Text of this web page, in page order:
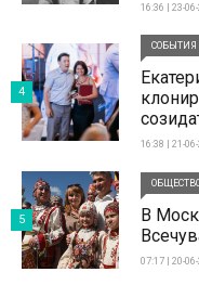
16:36 | 23-
СОБЫТИЯ
16:38 | 21-
4
В
07:17 | 20-
5